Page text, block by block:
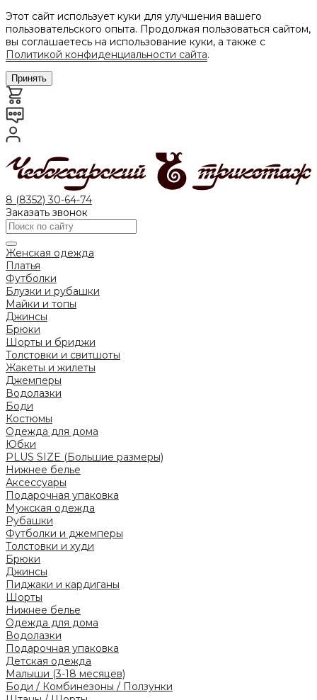
Этот сайт использует куки для улучшения вашего
пользовательского опыта. Продолжая пользоваться сайтом,
вы соглашаетесь на использование куки, а также с
Политикой конфиденциальности сайта.
Принять
8 (8352) 30-64-74
Заказать звонок
Женская одежда
Платья
Футболки
Блузки и рубашки
Майки и топы
Джинсы
Брюки
Шорты и бриджи
Толстовки и свитшоты
Жакеты и жилеты
Джемперы
Водолазки
Боди
Костюмы
Одежда для дома
Юбки
PLUS SIZE (Большие размеры)
Нижнее белье
Аксессуары
Подарочная упаковка
Мужская одежда
Рубашки
Футболки и джемперы
Толстовки и худи
Брюки
Джинсы
Пиджаки и кардиганы
Шорты
Нижнее белье
Одежда для дома
Водолазки
Подарочная упаковка
Детская одежда
Малыши (3-18 месяцев)
Боди / Комбинезоны / Ползунки